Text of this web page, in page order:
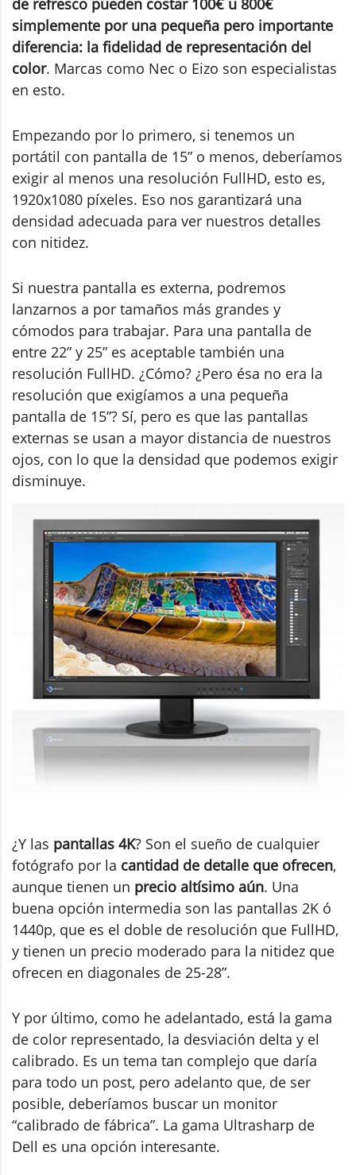
de refresco pueden costar 100€ u 800€
simplemente por una pequeña pero importante
diferencia: la fidelidad de representación del
color. Marcas como Nec o Eizo son especialistas
en esto.
Empezando por lo primero, si tenemos un
portátil con pantalla de 15” o menos, deberíamos
exigir al menos una resolución FullHD, esto es,
1920x1080 píxeles. Eso nos garantizará una
densidad adecuada para ver nuestros detalles
con nitidez.
Si nuestra pantalla es externa, podremos
lanzarnos a por tamaños más grandes y
cómodos para trabajar. Para una pantalla de
entre 22” y 25” es aceptable también una
resolución FullHD. ¿Cómo? ¿Pero ésa no era la
resolución que exigíamos a una pequeña
pantalla de 15”? Sí, pero es que las pantallas
externas se usan a mayor distancia de nuestros
ojos, con lo que la densidad que podemos exigir
disminuye.
¿Y las pantallas 4K? Son el sueño de cualquier
fotógrafo por la cantidad de detalle que ofrecen,
aunque tienen un precio altísimo aún. Una
buena opción intermedia son las pantallas 2K ó
1440p, que es el doble de resolución que FullHD,
y tienen un precio moderado para la nitidez que
ofrecen en diagonales de 25-28”.
Y por último, como he adelantado, está la gama
de color representado, la desviación delta y el
calibrado. Es un tema tan complejo que daría
para todo un post, pero adelanto que, de ser
posible, deberíamos buscar un monitor
“calibrado de fábrica”. La gama Ultrasharp de
Dell es una opción interesante.